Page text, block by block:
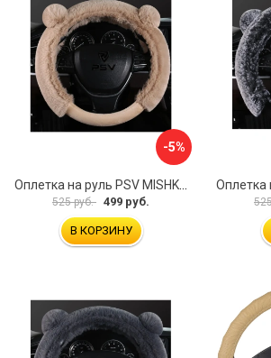
-5%
Оплетка на руль PSV MISHKA Premium 136099
525 руб. 499 руб.
В КОРЗИНУ